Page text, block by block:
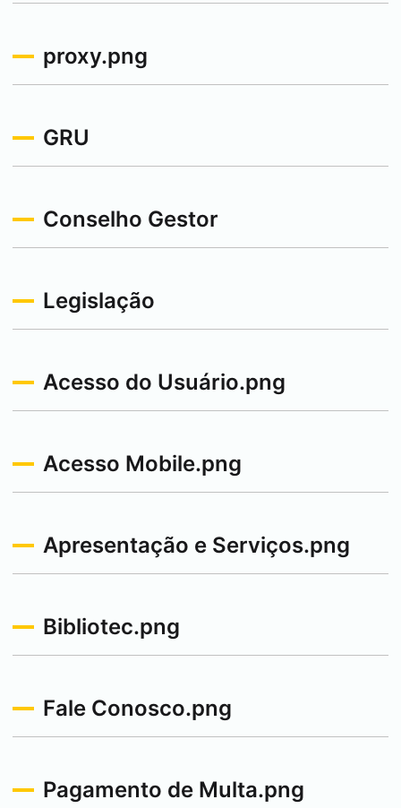
proxy.png
GRU
Conselho Gestor
Legislação
Acesso do Usuário.png
Acesso Mobile.png
Apresentação e Serviços.png
Bibliotec.png
Fale Conosco.png
Pagamento de Multa.png